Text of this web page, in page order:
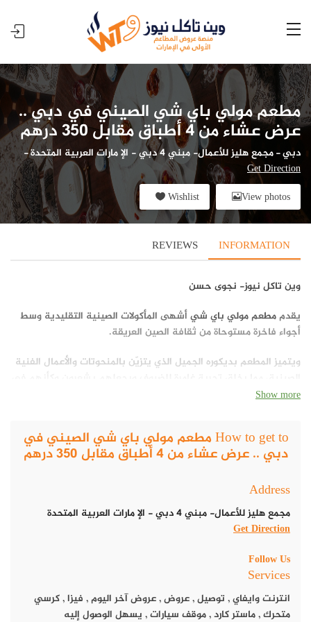
مطعم مولي باي شي الصيني في دبي ..
عرض عشاء من 4 أطباق مقابل 350 درهم
دبي-مجمع هليز للأعمال- مبني 4 دبي - الإ مارات العربية المتحدة
-
Get Direction
View photos
Wishlist
INFORMATION
REVIEWS
وين تاكل نيوز- نجوى حسن
يقدم مطعم مولي باي شيأشهى المأكولات الصينية التقليدية وسط
أجواء فاخرة مستوحاة من ثقافة الصين العريقة.
ويتميز المطعم بديكوره الجميل الذي يتزيّن بالمنحوتات والأعمال الفنية
قلب الصين.
قائمة منيو مطعم مولي باي شي
يقدم مطعم مولي باي شي قائمة طعام متنوعة من ابتكار الشيف “لي”
من مطعم “شي” الواقع على جزيرة “بلوواترز”.
Show more
How to get to مطعم مولي باي شي الصيني في
دبي .. عرض عشاء من 4 أطباق مقابل 350 درهم
Address
مجمع هليز للأعمال- مبني 4 دبي - الإ مارات العربية المتحدة
Get Direction
Follow Us
Services
انترنت وايفاي, توصيل,عروض,عروض آخر اليوم, فيزا,كرسي
متحرك,ماستر كارد,موقف سيارات, يسهل الوصول إليه